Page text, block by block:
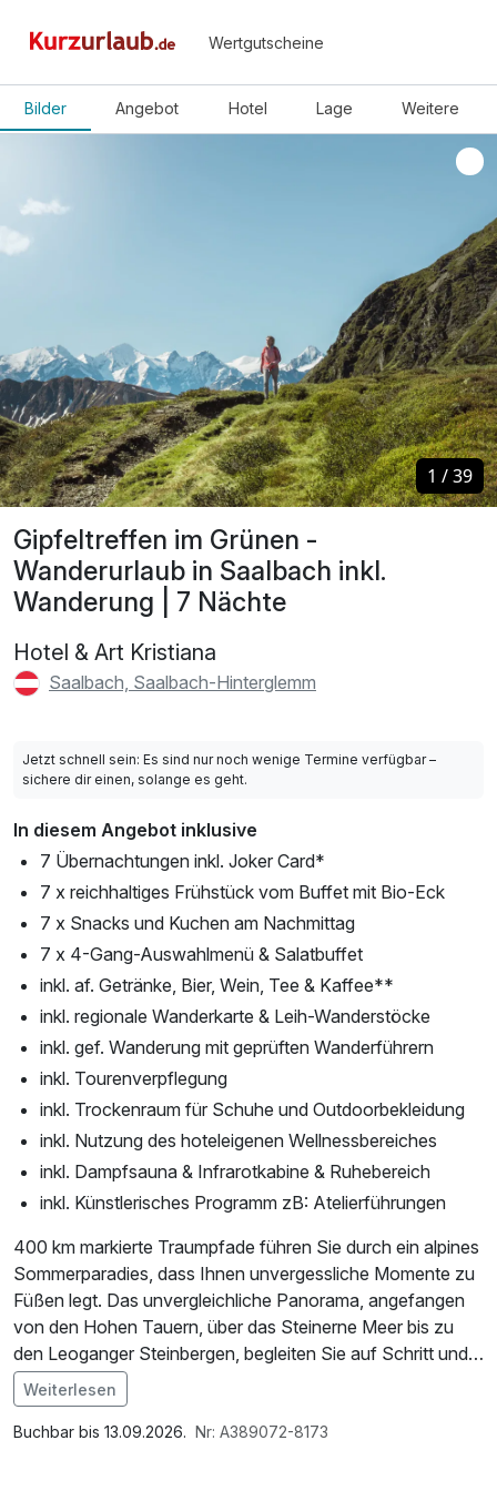
Wertgutscheine
Bilder Angebot Hotel Lage Weitere
Gipfeltreffen im Grünen -
Wanderurlaub in Saalbach inkl.
Wanderung | 7 Nächte
Hotel & Art Kristiana
Saalbach, Saalbach-Hinterglemm
1 /39
1 /39
Jetzt schnell sein: Es sind nur noch wenige Termine verfügbar –
sichere dir einen, solange es geht.
In diesem Angebot inklusive
7 Übernachtungen inkl. Joker Card*
7 x reichhaltiges Frühstück vom Buffet mit Bio-Eck
7 x Snacks und Kuchen am Nachmittag
7 x 4-Gang-Auswahlmenü & Salatbuffet
inkl. af. Getränke, Bier, Wein, Tee & Kaffee**
inkl. regionale Wanderkarte & Leih-Wanderstöcke
inkl. gef. Wanderung mit geprüften Wanderführern
inkl. Tourenverpflegung
inkl. Trockenraum für Schuhe und Outdoorbekleidung
inkl. Nutzung des hoteleigenen Wellnessbereiches
inkl. Dampfsauna & Infrarotkabine & Ruhebereich
inkl. Künstlerisches Programm zB: Atelierführungen
400 km markierte Traumpfade führen Sie durch ein alpines
Sommerparadies, dass Ihnen unvergessliche Momente zu
Füßen legt. Das unvergleichliche Panorama, angefangen
von den Hohen Tauern, über das Steinerne Meer bis zu
den Leoganger Steinbergen, begleiten Sie auf Schritt und
Tritt auf Ihren Wanderungen.
Sechs Bergbahnen bringen Groß und Klein kräftesparend
Im Angebot enthalten
Parkplatz, Nutzung des Wellnessbereichs, W-LAN
Weiterlesen
Buchbar bis 13.09.2026. Nr: A389072-8173